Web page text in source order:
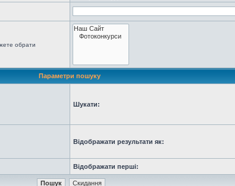
обрати
Параметри пошуку
Шукати:
Відображати результати як:
Відображати перші: